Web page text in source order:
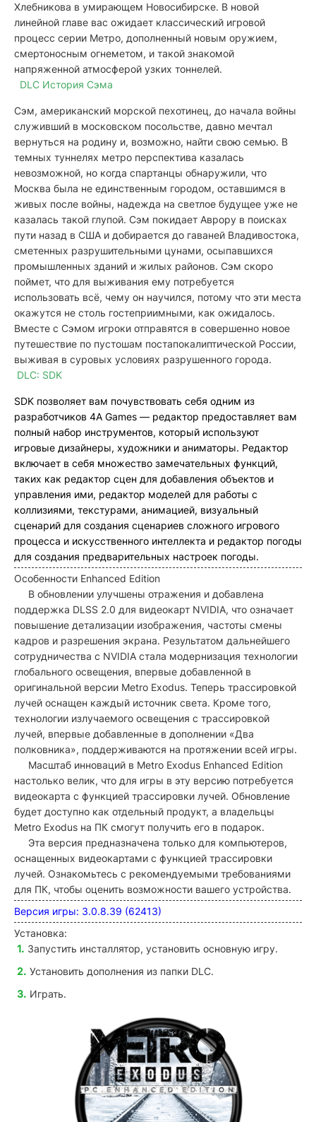
Хлебникова в умирающем Новосибирске. В новой
линейной главе вас ожидает классический игровой
процесс серии Метро, дополненный новым оружием,
смертоносным огнеметом, и такой знакомой
напряженной атмосферой узких тоннелей.
DLC История Сэма
Сэм, американский морской пехотинец, до начала войны
служивший в московском посольстве, давно мечтал
вернуться на родину и, возможно, найти свою семью. В
темных туннелях метро перспектива казалась
невозможной, но когда спартанцы обнаружили, что
Москва была не единственным городом, оставшимся в
живых после войны, надежда на светлое будущее уже не
казалась такой глупой. Сэм покидает Аврору в поисках
пути назад в США и добирается до гаваней Владивостока,
сметенных разрушительными цунами, осыпавшихся
промышленных зданий и жилых районов. Сэм скоро
поймет, что для выживания ему потребуется
использовать всё, чему он научился, потому что эти места
окажутся не столь гостеприимными, как ожидалось.
Вместе с Сэмом игроки отправятся в совершенно новое
путешествие по пустошам постапокалиптической России,
выживая в суровых условиях разрушенного города.
DLC: SDK
SDK позволяет вам почувствовать себя одним из
разработчиков 4A Games — редактор предоставляет вам
полный набор инструментов, который используют
игровые дизайнеры, художники и аниматоры. Редактор
включает в себя множество замечательных функций,
таких как редактор сцен для добавления объектов и
управления ими, редактор моделей для работы с
коллизиями, текстурами, анимацией, визуальный
сценарий для создания сценариев сложного игрового
процесса и искусственного интеллекта и редактор погоды
для создания предварительных настроек погоды.
Особенности Enhanced Edition
В обновлении улучшены отражения и добавлена
поддержка DLSS 2.0 для видеокарт NVIDIA, что означает
повышение детализации изображения, частоты смены
кадров и разрешения экрана. Результатом дальнейшего
сотрудничества с NVIDIA стала модернизация технологии
глобального освещения, впервые добавленной в
оригинальной версии Metro Exodus. Теперь трассировкой
лучей оснащен каждый источник света. Кроме того,
технологии излучаемого освещения с трассировкой
лучей, впервые добавленные в дополнении «Два
полковника», поддерживаются на протяжении всей игры.
Масштаб инноваций в Metro Exodus Enhanced Edition
настолько велик, что для игры в эту версию потребуется
видеокарта с функцией трассировки лучей. Обновление
будет доступно как отдельный продукт, а владельцы
Metro Exodus на ПК смогут получить его в подарок.
Эта версия предназначена только для компьютеров,
оснащенных видеокартами с функцией трассировки
лучей. Ознакомьтесь с рекомендуемыми требованиями
для ПК, чтобы оценить возможности вашего устройства.
Версия игры: 3.0.8.39 (62413)
Установка:
Запустить инсталлятор, установить основную игру.
Установить дополнения из папки DLC.
Играть.